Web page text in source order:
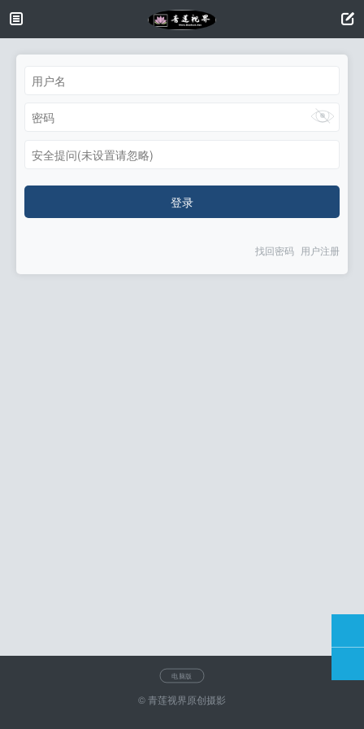
安全提问(未设置请忽略)
登录
找回密码 用户注册
电脑版
© 青莲视界原创摄影